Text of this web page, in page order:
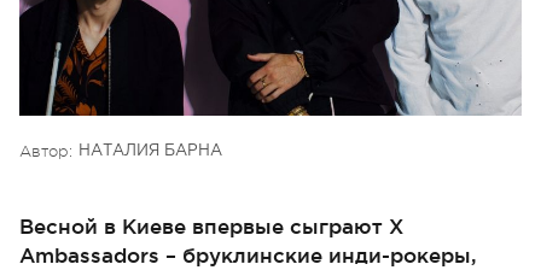
Автор: НАТАЛИЯ БАРНА
Весной в Киеве впервые сыграют X
Ambassadors – бруклинские инди-рокеры,